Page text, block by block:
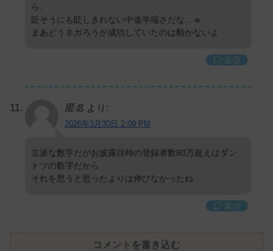
ら、
貶そうにも貶しきれない中途半端さだな…ｗ
まあどうネガろうが成功していたのは動かないよ
返信
匿名 より:
2026年3月30日 2:09 PM
立派な数字だがお披露目時の登録者数80万超えはダン
トツの数字だから
それを思うと思ったよりは伸びなかったね
返信
コメントを書き込む